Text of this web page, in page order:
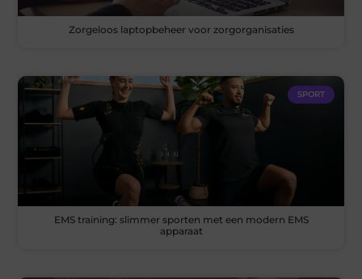
Zorgeloos laptopbeheer voor zorgorganisaties
SPORT
EMS training: slimmer sporten met een modern EMS
apparaat